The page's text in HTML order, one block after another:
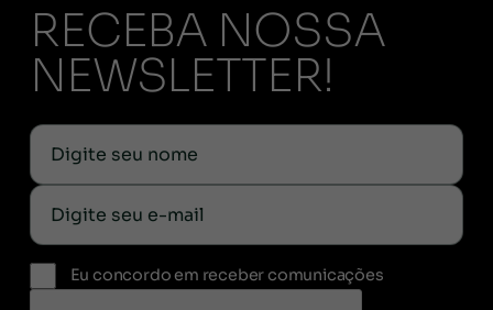
RECEBA NOSSA
NEWSLETTER!
Eu concordo em receber comunicações